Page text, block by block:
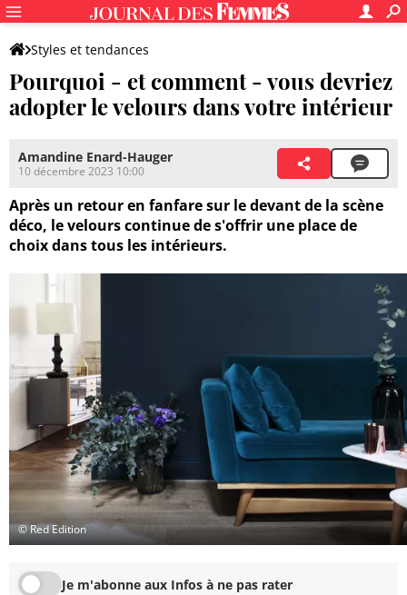
Styles et tendances
Pourquoi - et comment - vous devriez
adopter le velours dans votre intérieur
Amandine Enard-Hauger
10 décembre 2023 10:00
Après un retour en fanfare sur le devant de la scène
déco, le velours continue de s'offrir une place de
choix dans tous les intérieurs.
© Red Edition
Je m'abonne aux Infos à ne pas rater